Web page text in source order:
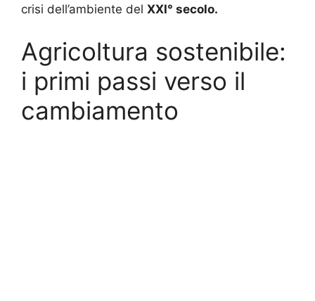
crisi dell’ambiente del XXI° secolo.
Agricoltura sostenibile:
i primi passi verso il
cambiamento